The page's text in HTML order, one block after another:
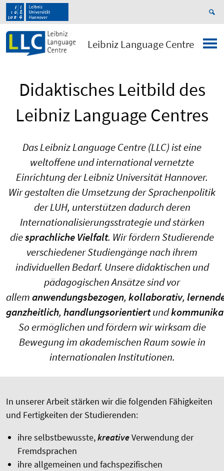
Leibniz Language Centre
Didaktisches Leitbild des
Leibniz Language Centres
Das Leibniz Language Centre (LLC) ist eine
weltoffene und international vernetzte
Einrichtung der Leibniz Universität Hannover.
Wir gestalten die Umsetzung der Sprachenpolitik
der LUH, unterstützen dadurch deren
Internationalisierungsstrategie und stärken
diesprachliche Vielfalt. Wir fördern Studierende
verschiedener Studiengänge nach ihrem
individuellen Bedarf. Unsere didaktischen und
pädagogischen Ansätze sind vor
allemanwendungsbezogen, kollaborativ,
ganzheitlich, handlungsorientiertund
So ermöglichen und fördern wir wirksam die
Bewegung im akademischen Raum sowie in
internationalen Institutionen.
In unserer Arbeit stärken wir die folgenden Fähigkeiten
und Fertigkeiten der Studierenden:
ihre selbstbewusste,kreativeVerwendung der
Fremdsprachen
ihre allgemeinen und fachspezifischen